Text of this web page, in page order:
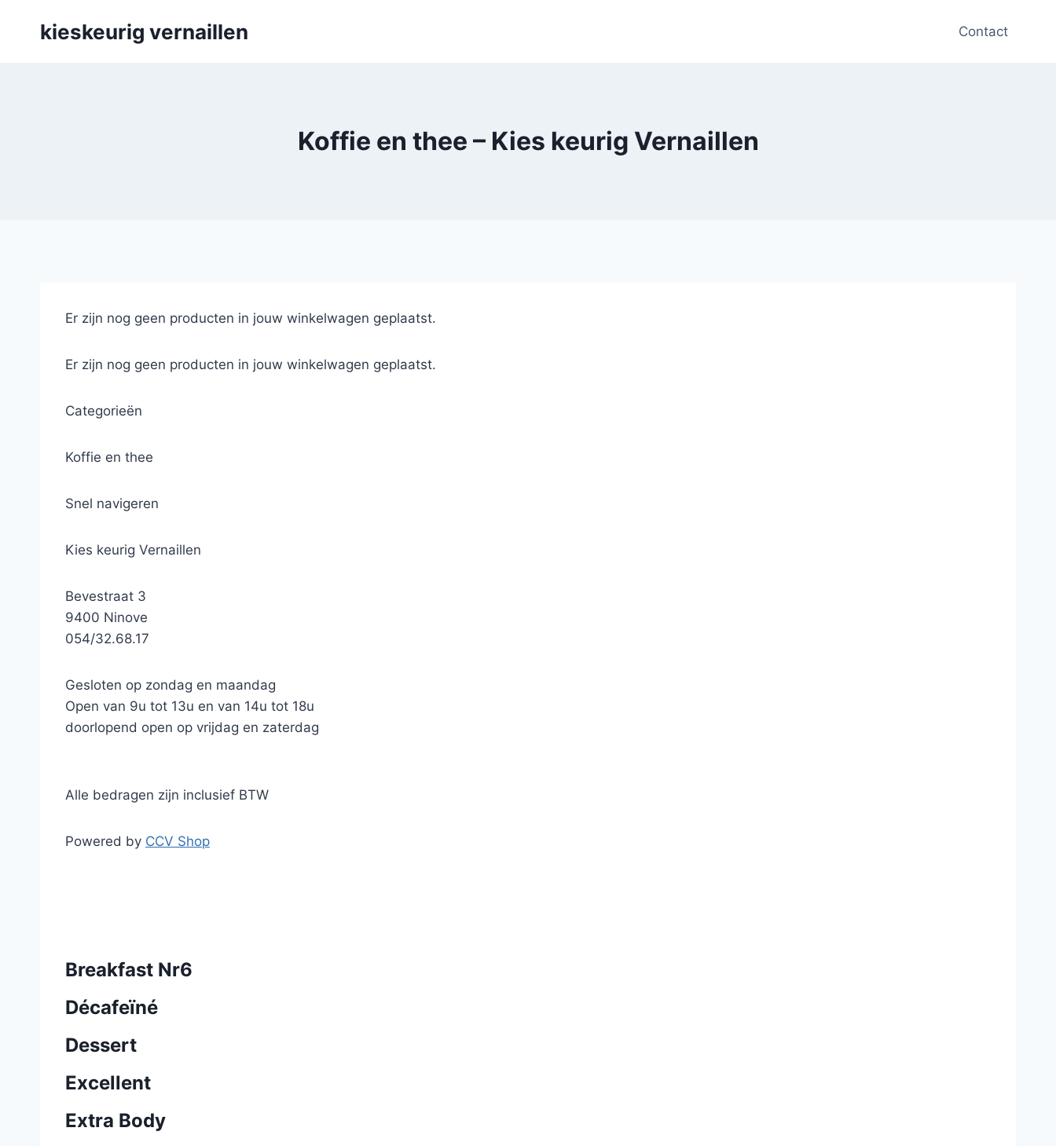
kieskeurig vernaillen Contact
Koffie en thee – Kies keurig Vernaillen
Er zijn nog geen producten in jouw winkelwagen geplaatst.
Er zijn nog geen producten in jouw winkelwagen geplaatst.
Categorieën
Koffie en thee
Snel navigeren
Kies keurig Vernaillen
Bevestraat 3
9400 Ninove
054/32.68.17
Gesloten op zondag en maandag
Open van 9u tot 13u en van 14u tot 18u
doorlopend open op vrijdag en zaterdag
Alle bedragen zijn inclusief BTW
Powered by CCV Shop
Breakfast Nr6
Décafeïné
Dessert
Excellent
Extra Body